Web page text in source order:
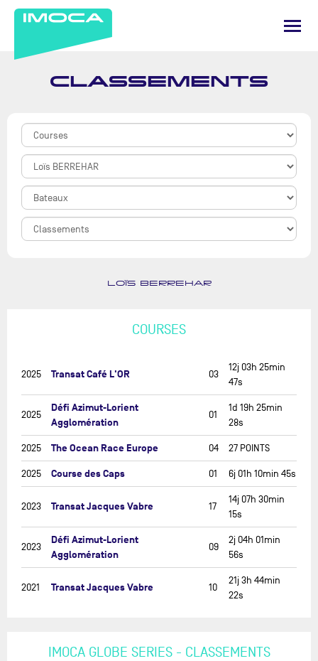
CLASSEMENTS
LOÏS BERREHAR
COURSES
2025 Transat Café L'OR 03
12j 03h 25min
47s
2025
Défi Azimut-Lorient
Agglomération
01
1d 19h 25min
28s
2025 The Ocean Race Europe 04 27 POINTS
2025 Course des Caps 01 6j 01h 10min 45s
2023 Transat Jacques Vabre 17
14j 07h 30min
15s
2023
Défi Azimut-Lorient
Agglomération
09
2j 04h 01min
56s
2021 Transat Jacques Vabre 10
21j 3h 44min
22s
IMOCA GLOBE SERIES - CLASSEMENTS